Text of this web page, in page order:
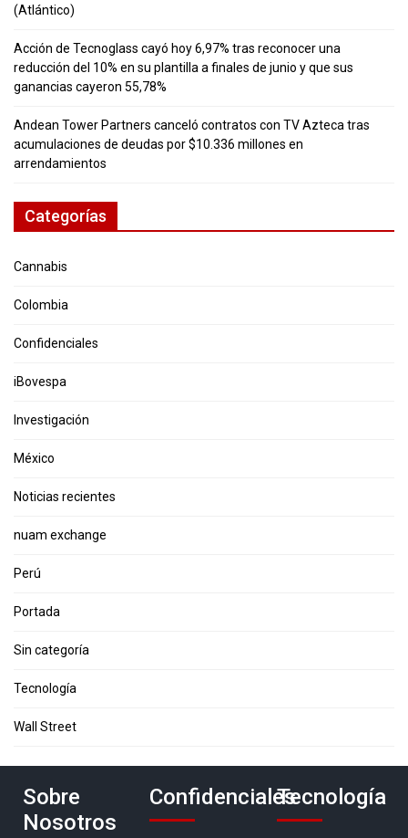
(Atlántico)
Acción de Tecnoglass cayó hoy 6,97% tras reconocer una
reducción del 10% en su plantilla a finales de junio y que sus
ganancias cayeron 55,78%
Andean Tower Partners canceló contratos con TV Azteca tras
acumulaciones de deudas por $10.336 millones en
arrendamientos
Categorías
Cannabis
Colombia
Confidenciales
iBovespa
Investigación
México
Noticias recientes
nuam exchange
Perú
Portada
Sin categoría
Tecnología
Wall Street
Sobre
Nosotros
ConfidencialesTecnología